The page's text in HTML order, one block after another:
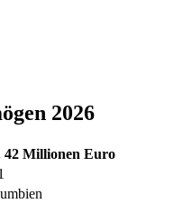
2026
42 Millionen Euro